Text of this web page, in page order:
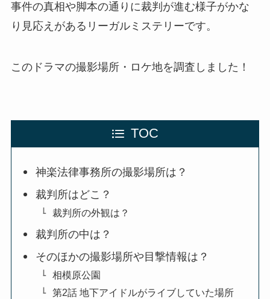
事件の真相や脚本の通りに裁判が進む様子がかな
り見応えがあるリーガルミステリーです。
このドラマの撮影場所・ロケ地を調査しました！
TOC
神楽法律事務所の撮影場所は？
裁判所はどこ？
裁判所の外観は？
裁判所の中は？
そのほかの撮影場所や目撃情報は？
相模原公園
第2話 地下アイドルがライブしていた場所